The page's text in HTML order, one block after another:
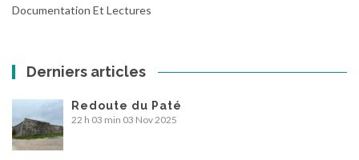
Documentation Et Lectures
Derniers articles
Redoute du Paté
22 h 03 min 03 Nov 2025